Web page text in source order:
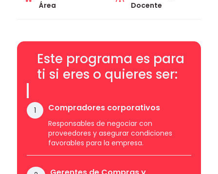
Área Docente
Este programa es para
ti si eres o quieres ser:
1 Compradores corporativos
Responsables de negociar con
proveedores y asegurar condiciones
favorables para la empresa.